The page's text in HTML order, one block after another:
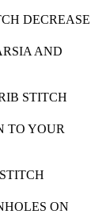
DECREASE
AND
STITCH
TO YOUR
ON